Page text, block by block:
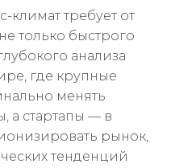
требует от
только быстрого
анализа
где крупные
менять
а стартапы — в
рынок,
тенденций